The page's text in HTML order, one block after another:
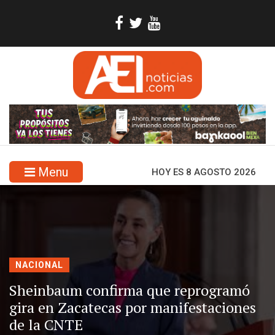
Menu HOY ES 8 AGOSTO 2026
NACIONAL
Sheinbaum confirma que reprogramó
gira en Zacatecas por manifestaciones
de la CNTE